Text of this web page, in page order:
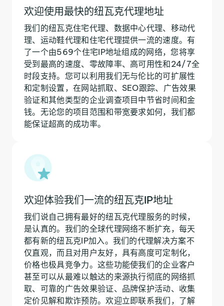
欢迎使用最快的纽瓦克代理地址
我们的纽瓦克住宅代理、数据中心代理、移动代
理、运动鞋代理和住宅代理提供一流的速度。有
了一个由569个住宅IP地址组成的网络，您将享
受到最高的速度、零故障率、高可用性和24/7全
时段支持。您可以利用我们无与伦比的可扩展性
和定制设置，在网站抓取、SEO跟踪、广告效果
验证和其他类型的企业调查项目中节省时间和金
钱。无论您的项目范围和带宽要求如何，我们都
能保证超高的成功率。
欢迎体验我们一流的纽瓦克IP地址
我们说自己拥有最好的纽瓦克代理服务的时候，
是认真的。我们的全球代理网络不断扩充，每天
都有新的纽瓦克IP加入。我们的代理解决方案不
仅直观，而且对用户友好，具有高度可定制化，
价格也极具竞争力。这些功能使我们的企业客户
甚至可以从最难以触达的来源执行彻底的网络抓
取、可靠的广告效果验证、品牌保护活动、收集
定价见解和欺诈预防。欢迎立即联系我们，了解